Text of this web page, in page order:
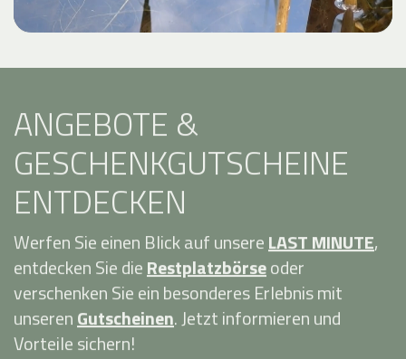
ANGEBOTE &
GESCHENKGUTSCHEINE
ENTDECKEN
Werfen Sie einen Blick auf unsereLAST MINUTE,
entdecken Sie dieRestplatzbörseoder
verschenken Sie ein besonderes Erlebnis mit
unserenGutscheinen. Jetzt informieren und
Vorteile sichern!